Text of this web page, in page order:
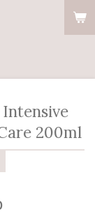
200ml